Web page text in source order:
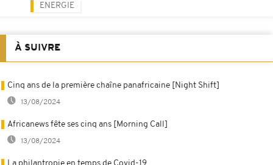
ENERGIE
À SUIVRE
Cinq ans de la première chaîne panafricaine [Night Shift]
13/08/2024
Africanews fête ses cinq ans [Morning Call]
13/08/2024